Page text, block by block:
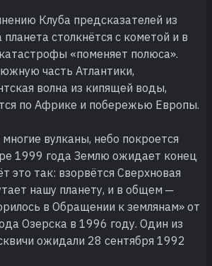
Клуба предсказателей из
столкнётся с кометой и в
«поменяет полюса».
часть Атлантики,
волна из кипящей воды,
по Африке и побережью Европы.
вулканы, небо покроется
1999 года Землю ожидает конец
это так: взорвётся Сверхновая
нашу планету, и в общем ─
в Обращении к землянам» от
Озерска в 1996 году. Один из
ожидали 28 сентября 1992